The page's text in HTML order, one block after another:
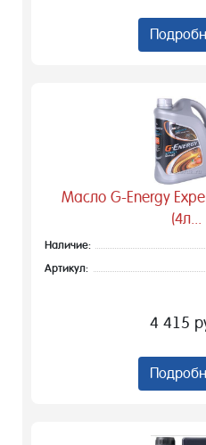
Масло G-Energy
(4л...
Наличие:
Артикул:
4 415